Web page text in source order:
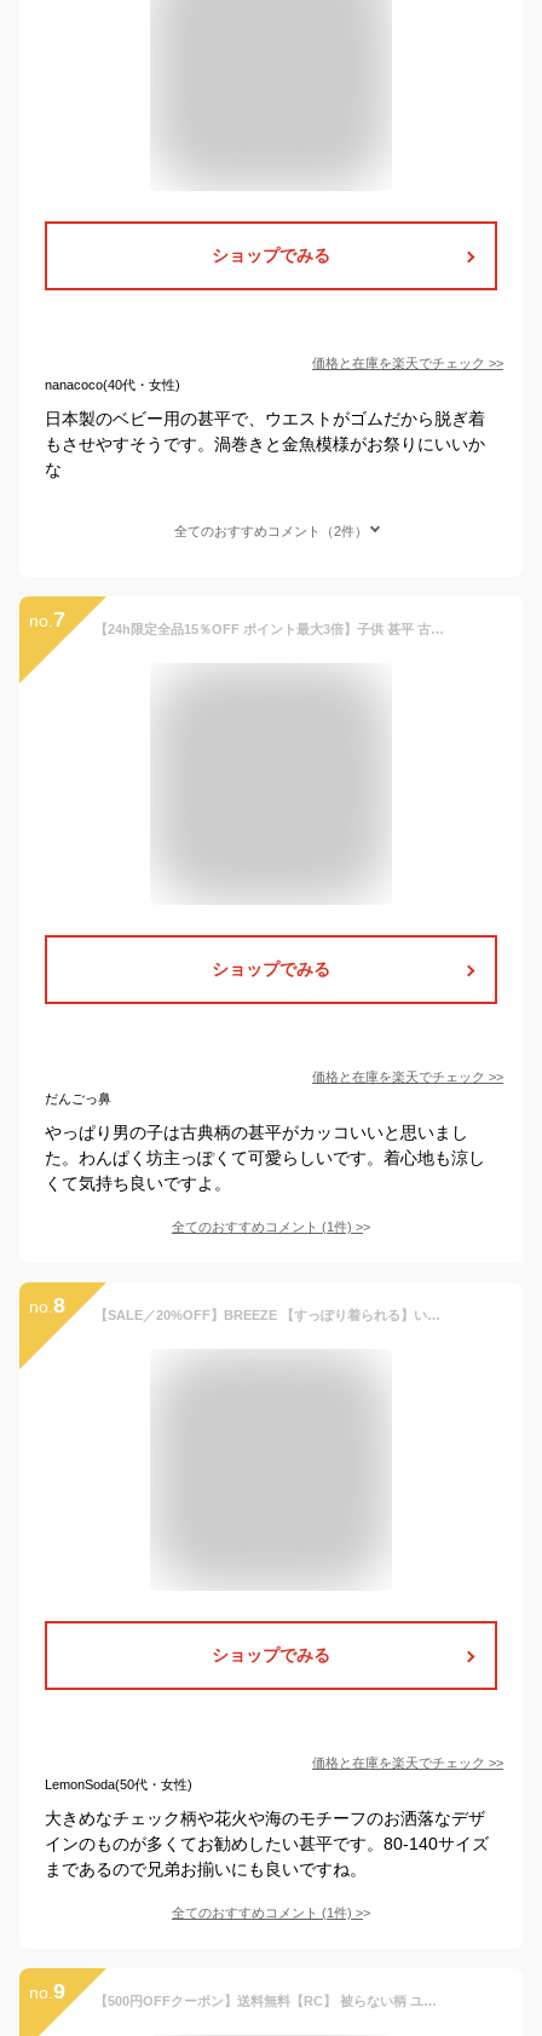
ショップでみる
価格と在庫を楽天でチェック >>
nanacoco(40代・女性)
日本製のベビー用の甚平で、ウエストがゴムだから脱ぎ着
もさせやすそうです。渦巻きと金魚模様がお祭りにいいか
な
全てのおすすめコメント（2件）
no. 7 【24h限定全品15％OFF ポイント最大3倍】子供 甚平 古典柄 パッチワーク ツギハギ トンボ うずまき よろけ 縞 つゆ芝 甚平 90 100 110 120 ここち キッズ 夏 男の子 女の子 半袖 AD20-004
ショップでみる
価格と在庫を楽天でチェック >>
だんごっ鼻
やっぱり男の子は古典柄の甚平がカッコいいと思いまし
た。わんぱく坊主っぽくて可愛らしいです。着心地も涼し
くて気持ち良いですよ。
全てのおすすめコメント (1件) >
no. 8 【SALE／20%OFF】BREEZE 【すっぽり着られる】いろいろ甚平 エフオーオンラインストア 着物・浴衣・和装小物 浴衣 ブラック ブラウン グレー グリーン ネイビー ホワイト レッド
ショップでみる
価格と在庫を楽天でチェック >>
LemonSoda(50代・女性)
大きめなチェック柄や花火や海のモチーフのお洒落なデザ
インのものが多くてお勧めしたい甚平です。80-140サイズ
まであるので兄弟お揃いにも良いですね。
全てのおすすめコメント (1件) >
no. 9 【500円OFFクーポン】送料無料【RC】 被らない柄 ユニセックス 欧風柄 男女 子供甚平(80cm 90cm 100cm 110cm) 男の子 女の子 赤ちゃん 浴衣